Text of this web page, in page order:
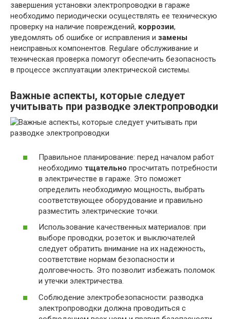
завершения установки электропроводки в гараже
необходимо периодически осуществлять ее техническую
проверку на наличие повреждений, коррозии,
уведомлять об ошибке or исправления и замены
неисправных компонентов. Regulare обслуживание и
техническая проверка помогут обеспечить безопасность
в процессе эксплуатации электрической системы.
Важные аспекты, которые следует
учитывать при разводке электропроводки
Правильное планирование: перед началом работ
необходимо тщательно просчитать потребности
в электричестве в гараже. Это поможет
определить необходимую мощность, выбрать
соответствующее оборудование и правильно
разместить электрические точки.
Использование качественных материалов: при
выборе проводки, розеток и выключателей
следует обратить внимание на их надежность,
соответствие нормам безопасности и
долговечность. Это позволит избежать поломок
и утечки электричества.
Соблюдение электробезопасности: разводка
электропроводки должна проводиться с